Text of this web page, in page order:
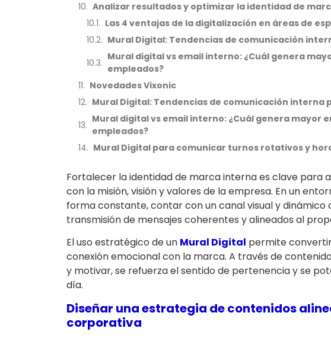
Analizar resultados y optimizar la identidad de
Las 4 ventajas de la digitalización en áreas de
Mural Digital: Tendencias de comunicación
Mural digital vs email interno: ¿Cuál genera
empleados?
Novedades Vixonic
Mural Digital: Tendencias de comunicación interna
Mural digital vs email interno: ¿Cuál genera mayor
empleados?
Mural Digital para comunicar turnos rotativos y
Fortalecer la identidad de marca interna es clave para
con la misión, visión y valores de la empresa. En un
forma constante, contar con un canal visual y
transmisión de mensajes coherentes y alineados al
El uso estratégico de un Mural Digital permite
conexión emocional con la marca. A través de
y motivar, se refuerza el sentido de pertenencia y se
día.
Diseñar una estrategia de contenidos
corporativa